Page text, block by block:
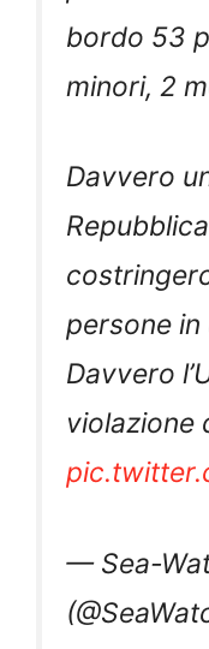
bordo 53
minori, 2
Davvero
persone in
Davvero
violazione
— Sea-